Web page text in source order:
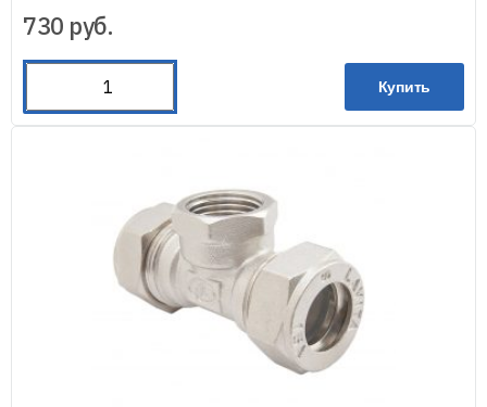
730 руб.
Купить